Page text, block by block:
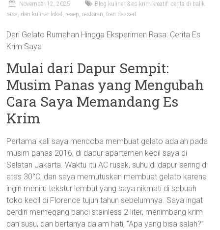
November 12, 2025
Blog kuliner & es krim kreatif: cerita di balik
rasa, dan kuliner lokal , resep, restoran,tren dessert
Dari Gelato Rumahan Hingga Eksperimen Rasa: Cerita Es
Krim Saya
Mulai dari Dapur Sempit:
Musim Panas yang Mengubah
Cara Saya Memandang Es
Krim
Pertama kali saya mencoba membuat gelato adalah pada
musim panas 2016, di dapur apartemen kecil saya di
Selatan Jakarta. Waktu itu AC rusak, suhu di dapur sering di
atas 30°C, dan saya memutuskan membuat gelato karena
ingin meniru tekstur lembut yang saya nikmati di sebuah
toko kecil di Florence tujuh tahun sebelumnya. Saya ingat
berdiri memegang panci stainless 2 liter, menimbang krim
dan susu, dan bertanya dalam hati, “Apa yang bisa salah?”